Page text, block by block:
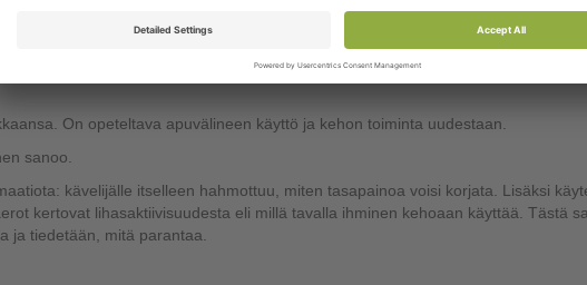
kehonhallintaa kuin liikkuvuutta sekä lihasvoima- ja kävelyharjoituksia.
se, että miksi suomalaiset kävelevät tietyllä tavalla. ”Kun täällä on niin kylmä,
On opeteltava apuvälineen käyttö ja kehon toiminta uudestaan.
sanoo.
kävelijälle itselleen hahmottuu, miten tasapainoa voisi korjata. Lisäksi
kertovat lihasaktiivisuudesta eli millä tavalla ihminen kehoaan käyttää. Tästä
ja tiedetään, mitä parantaa.